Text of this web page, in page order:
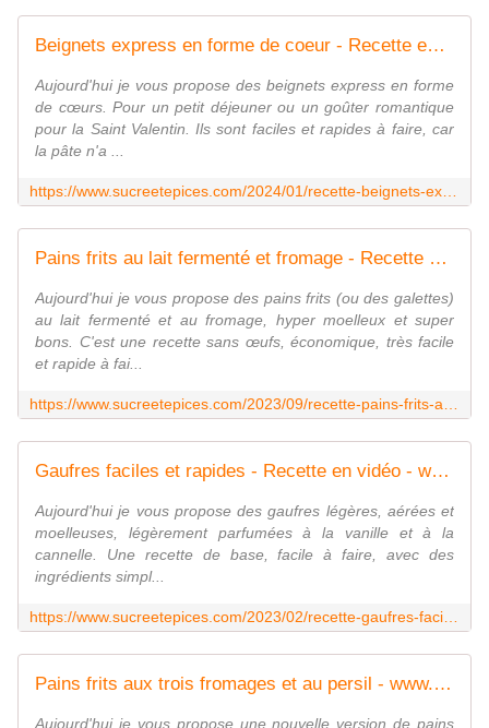
Beignets express en forme de coeur - Recette en vidéo - www.sucreetepices.com
Aujourd'hui je vous propose des beignets express en forme
de cœurs. Pour un petit déjeuner ou un goûter romantique
pour la Saint Valentin. Ils sont faciles et rapides à faire, car
la pâte n'a ...
Pains frits au lait fermenté et fromage - Recette en vidéo - www.sucreetepices.com
Aujourd'hui je vous propose des pains frits (ou des galettes)
au lait fermenté et au fromage, hyper moelleux et super
bons. C'est une recette sans œufs, économique, très facile
et rapide à fai...
Gaufres faciles et rapides - Recette en vidéo - www.sucreetepices.com
Aujourd'hui je vous propose des gaufres légères, aérées et
moelleuses, légèrement parfumées à la vanille et à la
cannelle. Une recette de base, facile à faire, avec des
ingrédients simpl...
Pains frits aux trois fromages et au persil - www.sucreetepices.com
Aujourd'hui je vous propose une nouvelle version de pains